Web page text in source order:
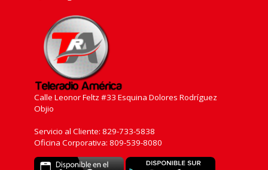
Calle Leonor Feltz #33 Esquina Dolores Rodríguez
Objio
Servicio al Cliente: 829-733-5838
Oficina Corporativa: 809-539-8080